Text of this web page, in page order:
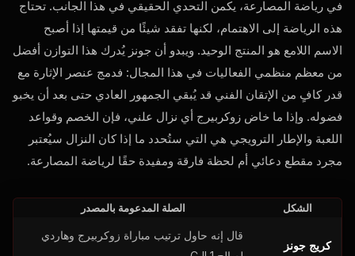
في رياضة المصارعة، يكمن التحدي الحقيقي في هذا الجانب. تحتاج
هذه الرياضة إلى الاهتمام، لكنها تفقد شيئًا من قيمتها إذا أصبح
الاسم اللامع هو المنتج الوحيد. ويبدو أن جونز يُدرك هذا التوازن أفضل
من معظم منظمي الفعاليات في هذا المجال: فدمج عنصر الإثارة مع
قدر كافٍ من الإتقان الفني قد يُبقي الجمهور العادي حتى بعد أن يخبو
فضوله. وإذا ما خاض زوكربيرج أي نزال علني، فإن الخصم وقواعد
اللعبة والإطار الترويجي هي التي ستُحدد ما إذا كان النزال سيُعتبر
مجرد مقطع دعائي أم لحظة فارقة ومفيدة حقًا لرياضة المصارعة.
الشكل الصلة المدعومة بالمصدر
كريج جونز
قال إنه حاول ترتيب مباراة زوكربيرج وهاردي